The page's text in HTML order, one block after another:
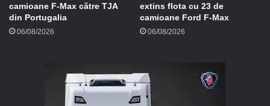
camioane F-Max către TJA
din Portugalia
06/08/2026
extins flota cu 23 de
camioane Ford F-Max
06/08/2026